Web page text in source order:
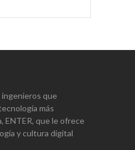
que
más
ENTER, que le ofrece
y cultura digital